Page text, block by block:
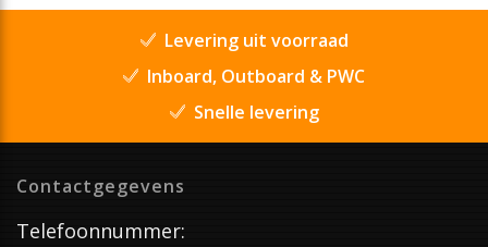
Levering uit voorraad
Inboard, Outboard & PWC
Snelle levering
Contactgegevens
Telefoonnummer: